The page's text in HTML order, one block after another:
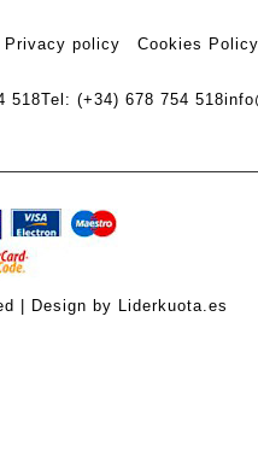
Privacy policy Cookies Policy
518Tel: (+34) 678 754 518
| Design by Liderkuota.es